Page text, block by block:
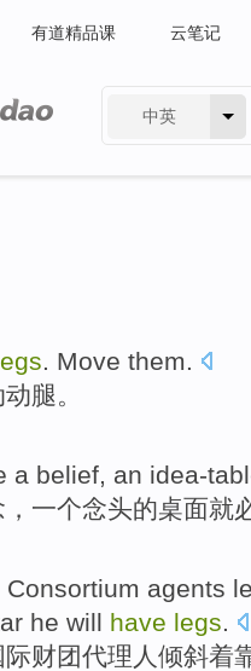
有道精品课 云笔记
中英
. Move them.
动腿。
a belief, an idea-
， 一个念头的桌面就
Consortium agents
he will have legs
际财团代理人 倾斜着